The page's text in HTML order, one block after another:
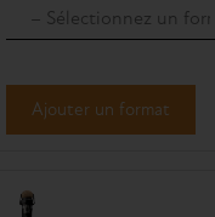
Ajouter un format